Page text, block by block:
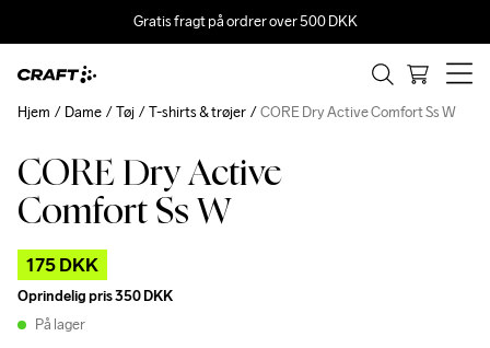
Gratis fragt på ordrer over 500 DKK
CORE Dry Active
Comfort Ss W
175 DKK
Oprindelig pris350 DKK
På lager
Hjem Dame Tøj T-shirts & trøjer CORE Dry Active Comfort Ss W
Outlet